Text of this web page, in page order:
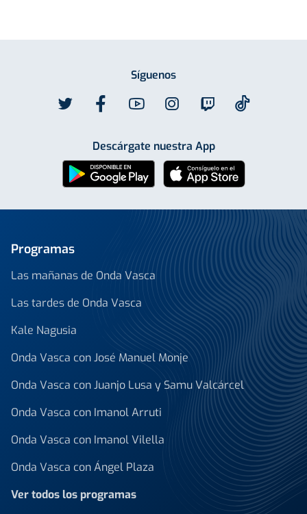
Síguenos
Descárgate nuestra App
Programas
Las mañanas de Onda Vasca
Las tardes de Onda Vasca
Kale Nagusia
Onda Vasca con José Manuel Monje
Onda Vasca con Juanjo Lusa y Samu Valcárcel
Onda Vasca con Imanol Arruti
Onda Vasca con Imanol Vilella
Onda Vasca con Ángel Plaza
Ver todos los programas